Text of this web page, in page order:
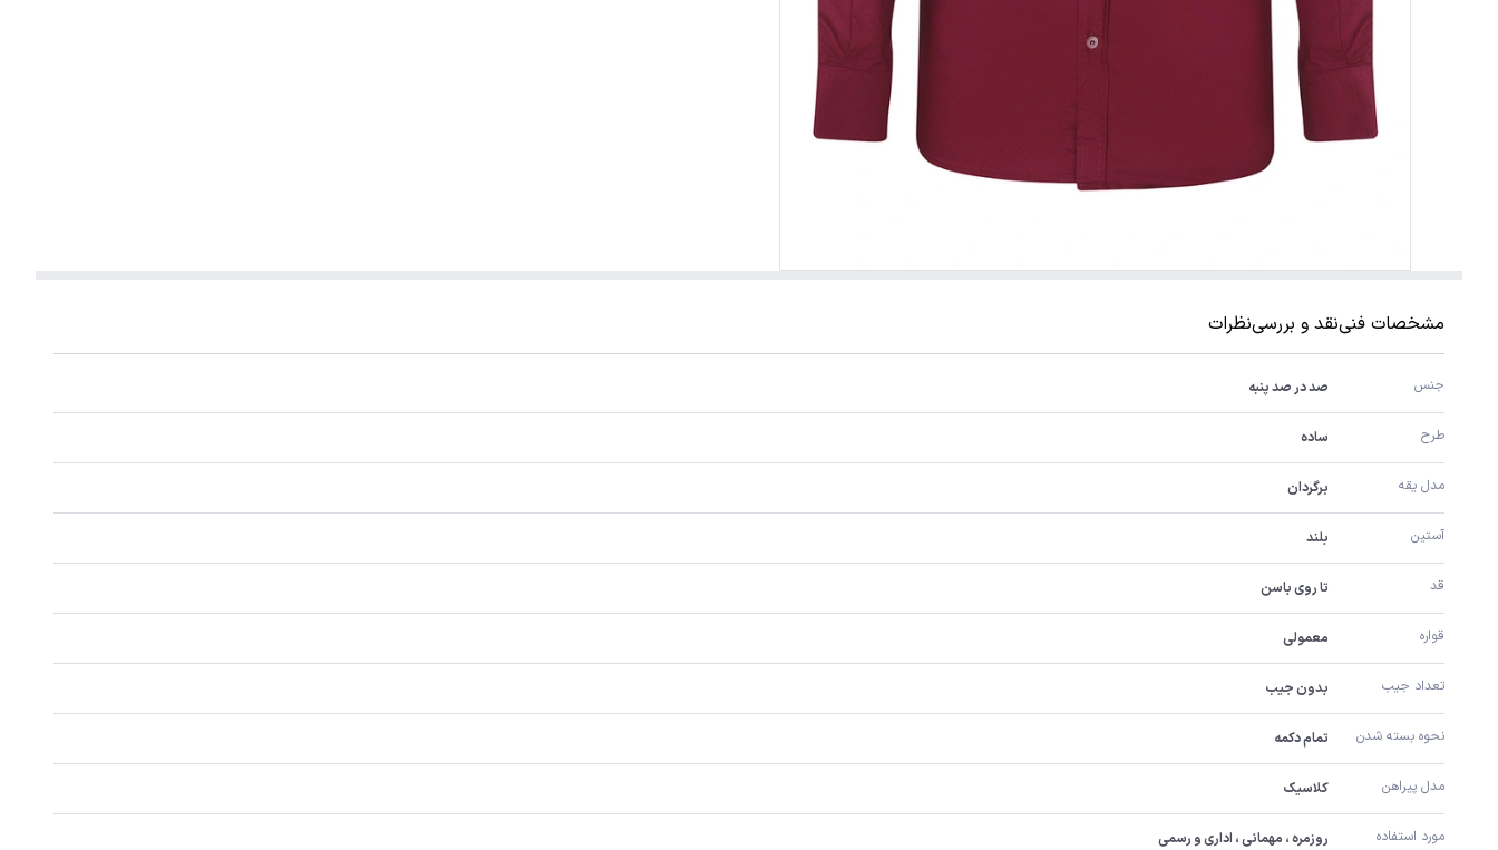
مشخصات فنینقد و بررسینظرات
جنس صد در صد پنبه
طرح ساده
مدل یقه برگردان
آستین بلند
قد تا روی باسن
قواره معمولی
تعداد جیب بدون جیب
نحوه بسته شدن تمام دکمه
مدل پیراهن کلاسیک
مورد استفاده روزمره ، مهمانی ، اداری و رسمی